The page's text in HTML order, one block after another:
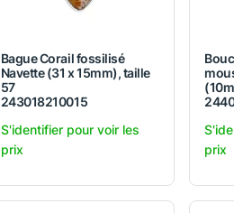
Bague Corail fossilisé
Navette (31 x 15mm), taille
57
243018210015
S'identifier pour voir les
prix
prix